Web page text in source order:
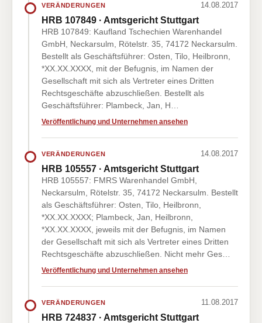
VERÄNDERUNGEN 14.08.2017
HRB 107849 · Amtsgericht Stuttgart
HRB 107849: Kaufland Tschechien Warenhandel
GmbH, Neckarsulm, Rötelstr. 35, 74172 Neckarsulm.
Bestellt als Geschäftsführer: Osten, Tilo, Heilbronn,
*XX.XX.XXXX, mit der Befugnis, im Namen der
Gesellschaft mit sich als Vertreter eines Dritten
Rechtsgeschäfte abzuschließen. Bestellt als
Geschäftsführer: Plambeck, Jan, H…
Veröffentlichung und Unternehmen ansehen
VERÄNDERUNGEN 14.08.2017
HRB 105557 · Amtsgericht Stuttgart
HRB 105557: FMRS Warenhandel GmbH,
Neckarsulm, Rötelstr. 35, 74172 Neckarsulm. Bestellt
als Geschäftsführer: Osten, Tilo, Heilbronn,
*XX.XX.XXXX; Plambeck, Jan, Heilbronn,
*XX.XX.XXXX, jeweils mit der Befugnis, im Namen
der Gesellschaft mit sich als Vertreter eines Dritten
Rechtsgeschäfte abzuschließen. Nicht mehr Ges…
Veröffentlichung und Unternehmen ansehen
VERÄNDERUNGEN 11.08.2017
HRB 724837 · Amtsgericht Stuttgart